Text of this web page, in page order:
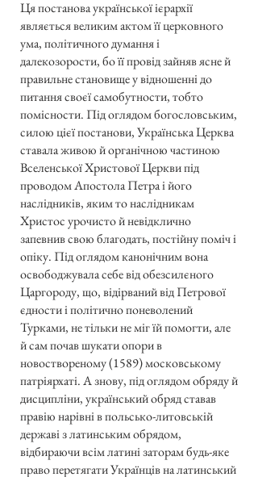
Ця постанова української ієрархії
являється великим актом її церковного
ума, політичного думання і
далекозорости, бо її провід зайняв ясне й
правильне становище у відношенні до
питання своєї самобутности, тобто
помісности. Під оглядом богословським,
силою цієї постанови, Українська Церква
ставала живою й органічною частиною
Вселенської Христової Церкви під
проводом Апостола Петра і його
наслідників, яким то наслідникам
Христос урочисто й невідклично
запевнив свою благодать, постійну поміч і
опіку. Під оглядом канонічним вона
освободжувала себе від обезсилєного
Царгороду, що, відірваний від Петрової
єдности і політично поневолений
Турками, не тільки не міг їй помогти, але
й сам почав шукати опори в
новоствореному (1589) московському
патріярхаті. А знову, під оглядом обряду й
дисципліни, український обряд ставав
правію нарівні в польсько-литовській
державі з латинським обрядом,
відбираючи всім латині заторам будь-яке
право перетягати Українців на латинський